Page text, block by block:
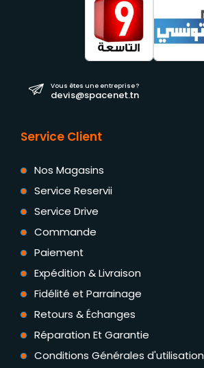
Vous êtes une entreprise ?
devis@spacenet.tn
Service Client
Nos Magasins
Service Reservii
Service Drive
Commande
Paiement
Expédition & Livraison
Fidélité et Parrainage
Retours & Échanges
Réparation Et Garantie
Conditions Générales d'utilisation